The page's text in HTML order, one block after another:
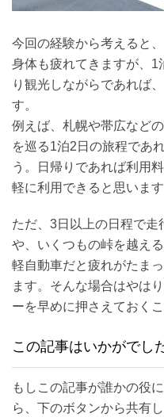
今回の経験から考えると
身体も疲れてきますが、1
り観光しながらであれば
す。
例えば、札幌や帯広など
を巡る1泊2日の旅程であ
う。日帰りであれば利用
軽に利用できると思います
ただ、3日以上の日程で
や、いくつもの峠を越え
軽自動車だと疲れがたま
ます。そんな場合はやは
ーを早めに押さえておく
この記事はいかがでし
もしこの記事が誰かの役
ら、下のボタンから共有